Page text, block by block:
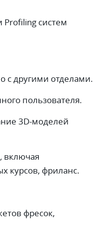
систем
с другими отделами.
пользователя.
3D-моделей
включая
курсов, фриланс.
фресок,